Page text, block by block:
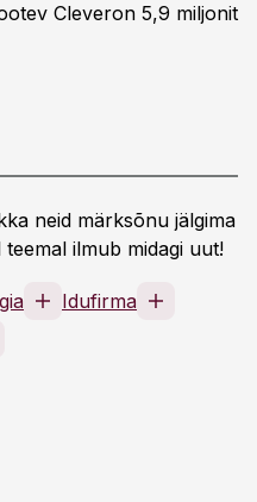
Cleveron 5,9 miljonit
neid märksõnu jälgima
ilmub midagi uut!
Idufirma